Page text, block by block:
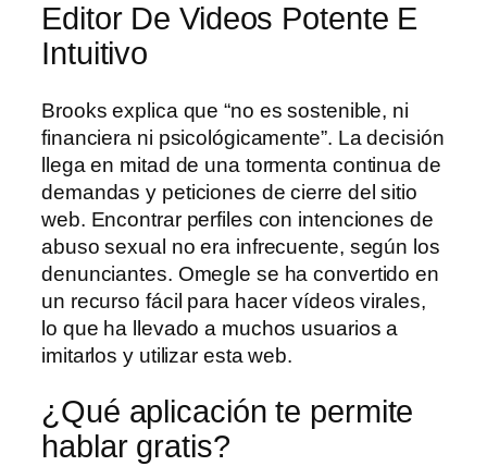
Editor De Videos Potente E
Intuitivo
Brooks explica que “no es sostenible, ni
financiera ni psicológicamente”. La decisión
llega en mitad de una tormenta continua de
demandas y peticiones de cierre del sitio
web. Encontrar perfiles con intenciones de
abuso sexual no era infrecuente, según los
denunciantes. Omegle se ha convertido en
un recurso fácil para hacer vídeos virales,
lo que ha llevado a muchos usuarios a
imitarlos y utilizar esta web.
¿Qué aplicación te permite
hablar gratis?